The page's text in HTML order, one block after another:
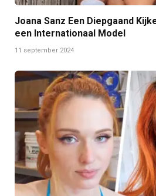
Joana Sanz Een Diepgaand
een Internationaal Model
11 september 2024